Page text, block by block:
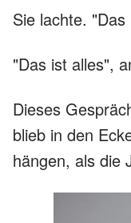
Sie lachte. "Das
"Das ist alles",
Dieses
blieb in den
hängen, als die